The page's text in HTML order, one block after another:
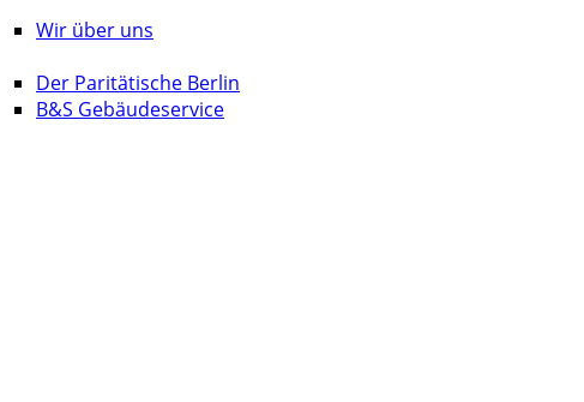
Wir über uns
Der Paritätische Berlin
B&S Gebäudeservice